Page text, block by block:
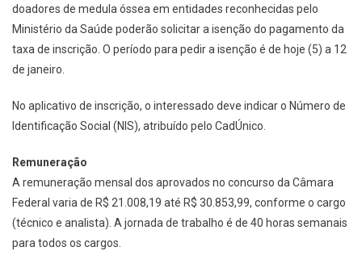
doadores de medula óssea em entidades reconhecidas pelo
Ministério da Saúde poderão solicitar a isenção do pagamento da
taxa de inscrição. O período para pedir a isenção é de hoje (5) a 12
de janeiro.
No aplicativo de inscrição, o interessado deve indicar o Número de
Identificação Social (NIS), atribuído pelo CadÚnico.
Remuneração
A remuneração mensal dos aprovados no concurso da Câmara
Federal varia de R$ 21.008,19 até R$ 30.853,99, conforme o cargo
(técnico e analista). A jornada de trabalho é de 40 horas semanais
para todos os cargos.